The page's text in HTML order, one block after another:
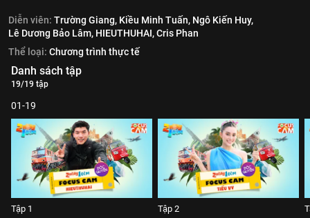
Diễn viên: Trường Giang, Kiều Minh Tuấn, Ngô Kiến Huy,
Lê Dương Bảo Lâm, HIEUTHUHAI,Cris Phan
Thể loại: Chương trình thực tế
Danh sách tập
19/19 tập
01-19
Tập 1 Tập 2